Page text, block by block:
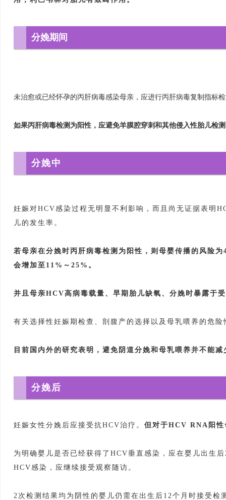
分娩期间
未治愈或已经怀孕的丙肝病毒感染母亲，应进行丙肝病毒复制指标
如果丙肝病毒检测为阳性，应避免羊膜腔穿刺和其他侵入性胎儿检
分娩中
妊娠对HCV感染过程无明显不利影响，而且尚无证据表明
儿的发生率。
若母亲在分娩时丙肝病毒检测为阳性，则母婴传播的风险
会增加至11%～25%。
并且母亲HCV高病毒载量、早期胎儿缺氧、分娩时暴露于
有关选择性妊娠期检查、剖腹产的选择以及母乳喂养的危
目前国内外的研究表明，避免阴道分娩和母乳喂养并不能
分娩后
妊娠女性分娩后应接受抗HCV治疗。 但对于HCV RNA阳性
为明确婴儿是否已经获得了HCV垂直感染，应在婴儿出生
HCV感染，应继续接受观察随访。
2次检测结果均为阴性的婴儿仍需在出生后12个月时接受